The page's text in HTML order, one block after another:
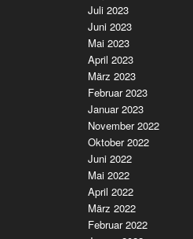
Juli 2023
Juni 2023
Mai 2023
April 2023
März 2023
Februar 2023
Januar 2023
November 2022
Oktober 2022
Juni 2022
Mai 2022
April 2022
März 2022
Februar 2022